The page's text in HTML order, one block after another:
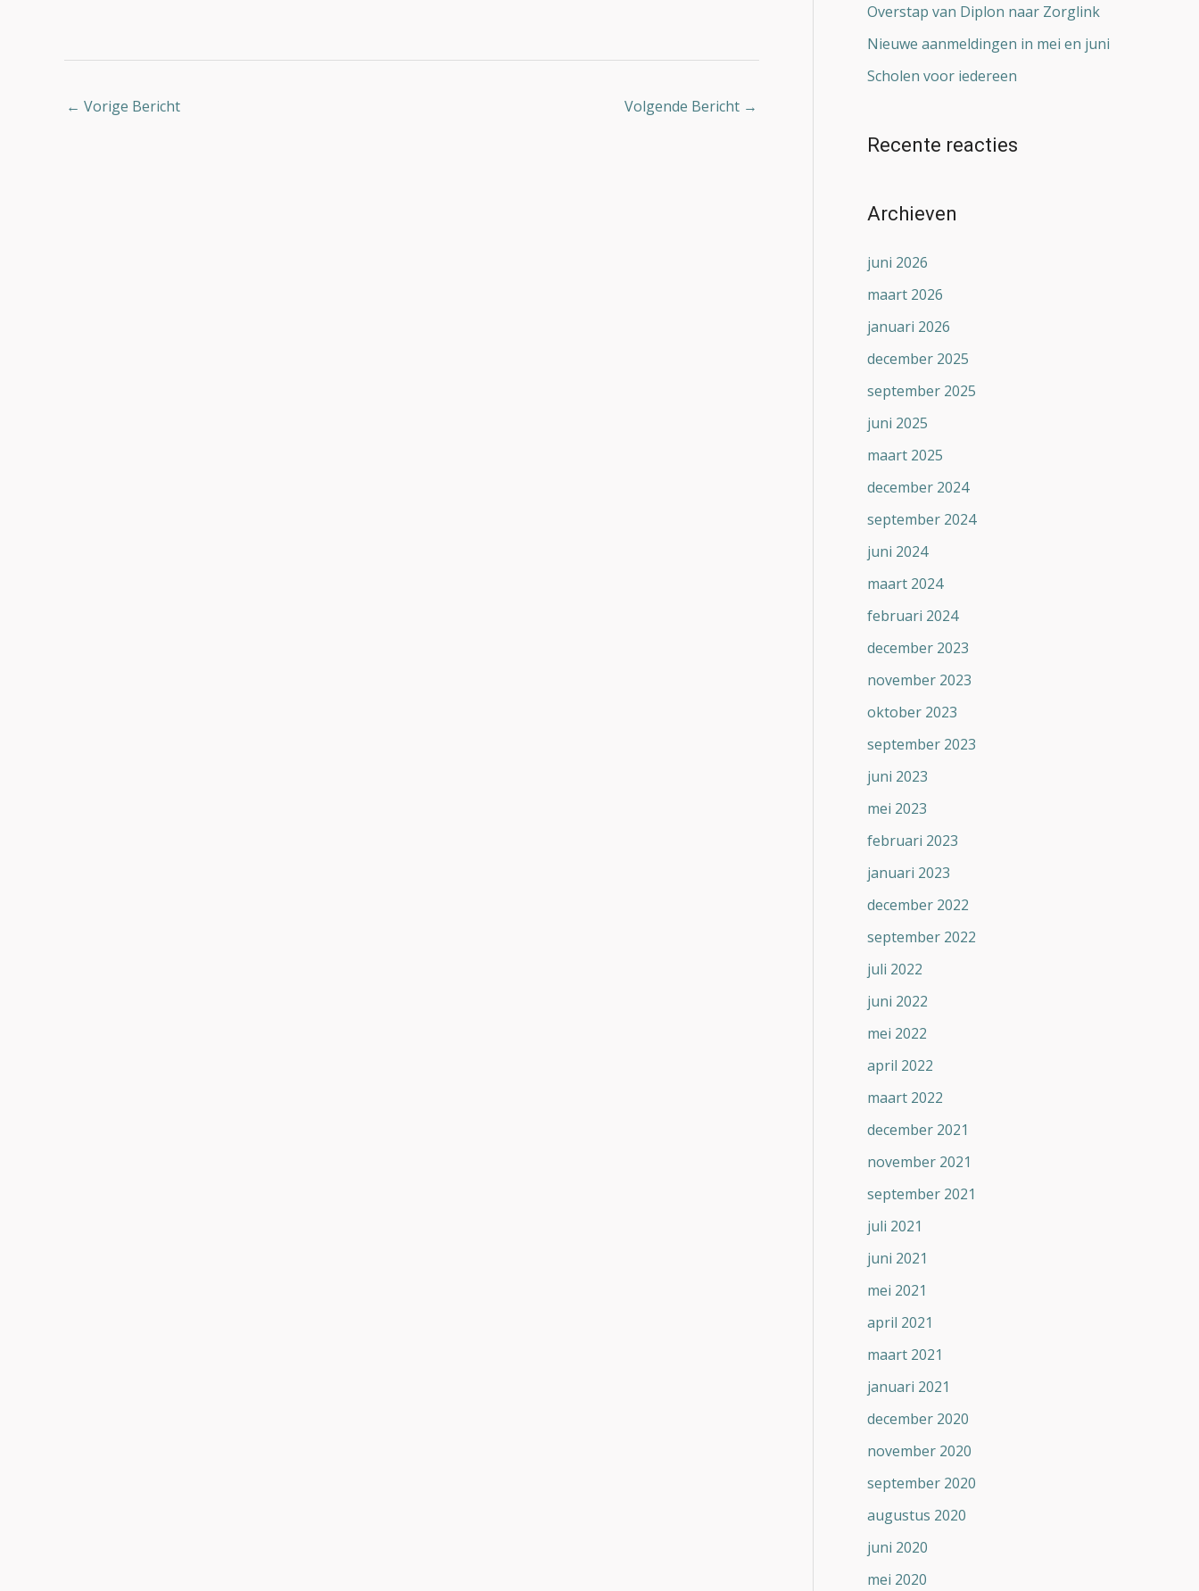
← Vorige Bericht Volgende Bericht →
Overstap van Diplon naar Zorglink
Nieuwe aanmeldingen in mei en juni
Scholen voor iedereen
Recente reacties
Archieven
juni 2026
maart 2026
januari 2026
december 2025
september 2025
juni 2025
maart 2025
december 2024
september 2024
juni 2024
maart 2024
februari 2024
december 2023
november 2023
oktober 2023
september 2023
juni 2023
mei 2023
februari 2023
januari 2023
december 2022
september 2022
juli 2022
juni 2022
mei 2022
april 2022
maart 2022
december 2021
november 2021
september 2021
juli 2021
juni 2021
mei 2021
april 2021
maart 2021
januari 2021
december 2020
november 2020
september 2020
augustus 2020
juni 2020
mei 2020